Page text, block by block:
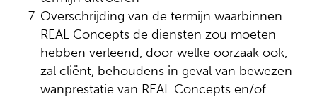
Overschrijding van de termijn waarbinnen
REAL Concepts de diensten zou moeten
hebben verleend, door welke oorzaak ook,
zal cliënt, behoudens in geval van bewezen
wanprestatie van REAL Concepts en/of